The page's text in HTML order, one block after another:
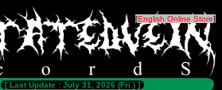
[English Online Store]
[ Last Update : July 31, 2026 (Fri.) ]